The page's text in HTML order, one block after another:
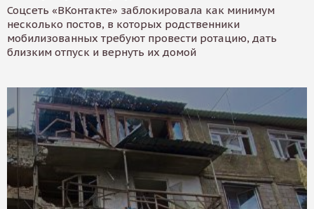
Соцсеть «ВКонтакте» заблокировала как минимум
несколько постов, в которых родственники
мобилизованных требуют провести ротацию, дать
близким отпуск и вернуть их домой